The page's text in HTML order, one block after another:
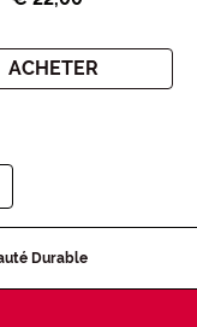
ACHETER
Durable